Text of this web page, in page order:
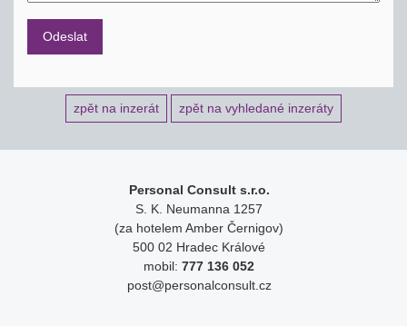
zpět na inzerát zpět na vyhledané inzeráty
Personal Consult s.r.o.
S. K. Neumanna 1257
(za hotelem Amber Černigov)
500 02 Hradec Králové
mobil: 777 136 052
post@personalconsult.cz